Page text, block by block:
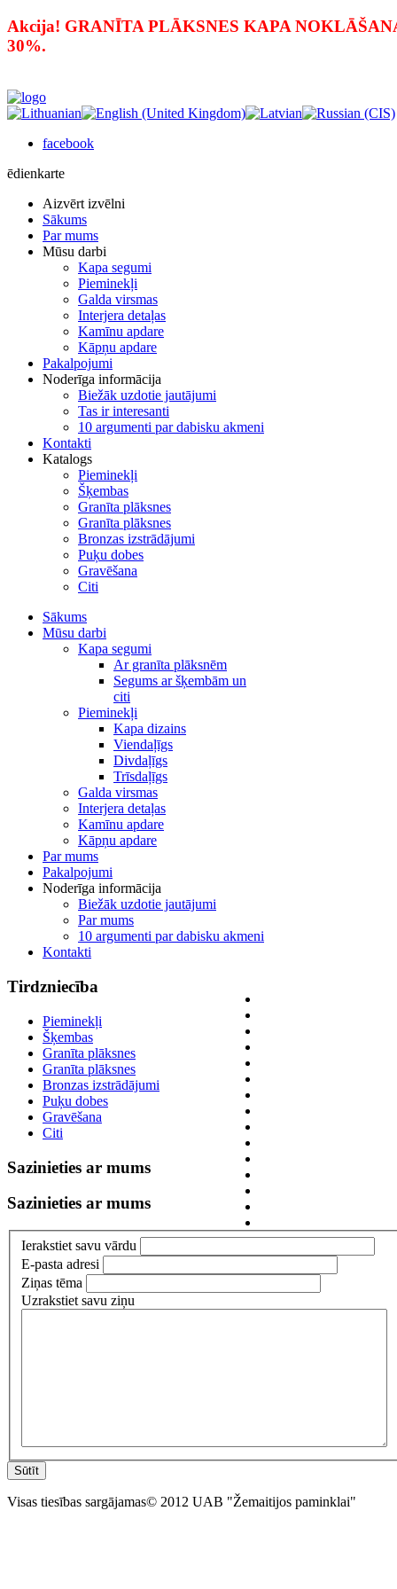
Akcija! GRANĪTA PLĀKSNES KAPA
30%.
facebook
ēdienkarte
Aizvērt izvēlni
Sākums
Par mums
Mūsu darbi
Kapa segumi
Pieminekļi
Galda virsmas
Interjera detaļas
Kamīnu apdare
Kāpņu apdare
Pakalpojumi
Noderīga informācija
Biežāk uzdotie jautājumi
Tas ir interesanti
10 argumenti par dabisku akmeni
Kontakti
Katalogs
Pieminekļi
Šķembas
Granīta plāksnes
Granīta plāksnes
Bronzas izstrādājumi
Puķu dobes
Gravēšana
Citi
Sākums
Mūsu darbi
Kapa segumi
Ar granīta plāksnēm
Segums ar šķembām un
citi
Pieminekļi
Kapa dizains
Viendaļīgs
Divdaļīgs
Trīsdaļīgs
Galda virsmas
Interjera detaļas
Kamīnu apdare
Kāpņu apdare
Par mums
Pakalpojumi
Noderīga informācija
Biežāk uzdotie jautājumi
Par mums
10 argumenti par dabisku akmeni
Kontakti
Tirdzniecība
Pieminekļi
Šķembas
Granīta plāksnes
Granīta plāksnes
Bronzas izstrādājumi
Puķu dobes
Gravēšana
Citi
Sazinieties ar mums
Sazinieties ar mums
Ierakstiet savu vārdu
E-pasta adresi
Ziņas tēma
Uzrakstiet savu ziņu
Sūtīt
Visas tiesības sargājamas© 2012 UAB "Žemaitijos paminklai"